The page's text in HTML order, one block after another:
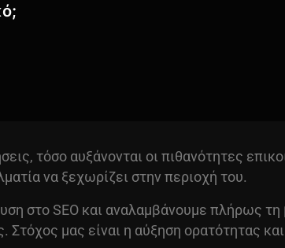
τόσο αυξάνονται οι πιθανότητες
να ξεχωρίζει στην περιοχή του.
στοSEO και αναλαμβάνουμε πλήρως τη
μας είναι η αύξηση ορατότητας